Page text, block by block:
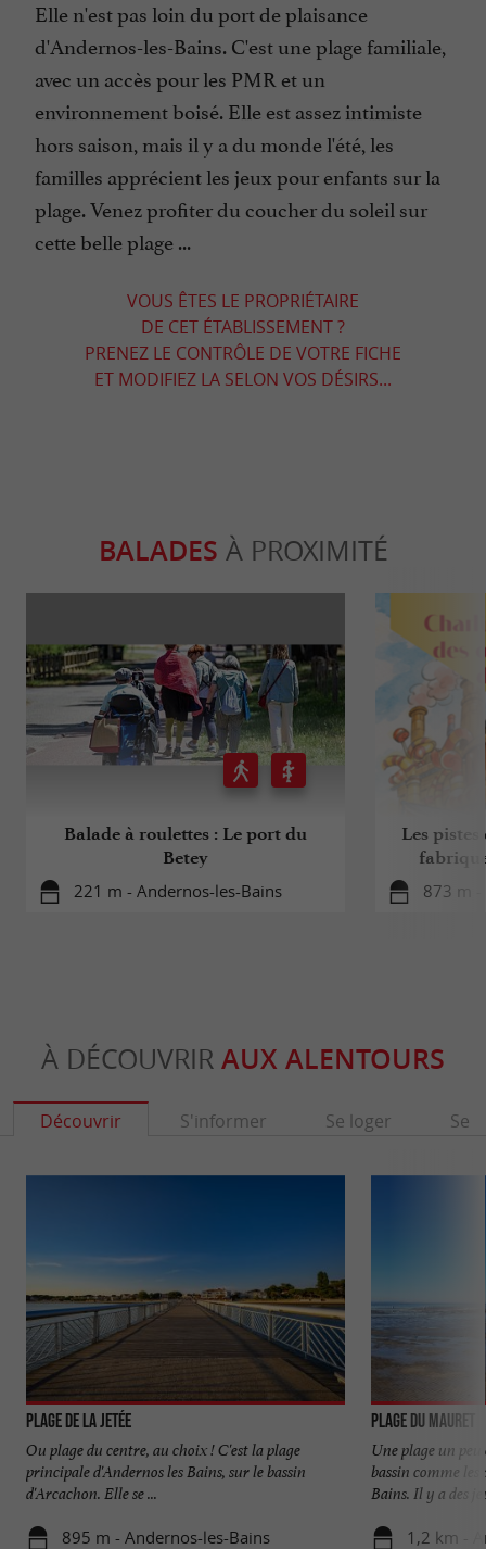
Elle n'est pas loin du port de plaisance
d'Andernos-les-Bains. C'est une plage familiale,
avec un accès pour les PMR et un
environnement boisé. Elle est assez intimiste
hors saison, mais il y a du monde l'été, les
familles apprécient les jeux pour enfants sur la
plage. Venez profiter du coucher du soleil sur
cette belle plage ...
VOUS ÊTES LE PROPRIÉTAIRE
DE CET ÉTABLISSEMENT ?
PRENEZ LE CONTRÔLE DE VOTRE FICHE
ET MODIFIEZ LA SELON VOS DÉSIRS...
BALADES À PROXIMITÉ
Balade à roulettes : Le port du
Betey
221 m - Andernos-les-Bains
Les
873 m -
À DÉCOUVRIR AUX ALENTOURS
Découvrir S'informer Se loger Se
Plage de la Jetée
Ou plage du centre, au choix ! C'est la plage
principale d'Andernos les Bains, sur le bassin
d'Arcachon. Elle se ...
895 m - Andernos-les-Bains
Plage du Mauret
Une plage un
bassin comme
Bains. Il y a des
1,2 km -